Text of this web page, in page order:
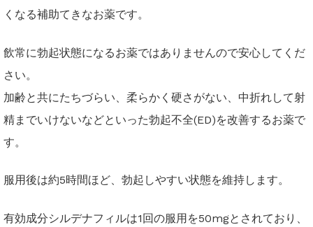
くなる補助てきなお薬です。
飲常に勃起状態になるお薬ではありませんので安心してくだ
さい。
加齢と共にたちづらい、柔らかく硬さがない、中折れして射
精までいけないなどといった勃起不全(ED)を改善するお薬で
す。
服用後は約5時間ほど、勃起しやすい状態を維持します。
有効成分シルデナフィルは1回の服用を50mgとされており、